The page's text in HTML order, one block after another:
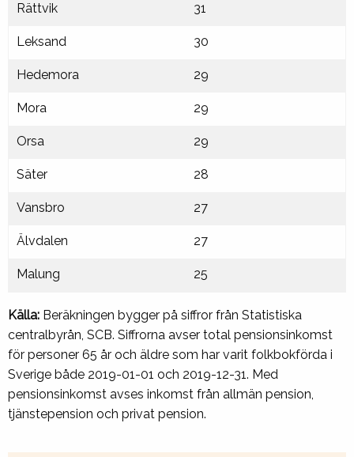
Rättvik 31
Leksand 30
Hedemora 29
Mora 29
Orsa 29
Säter 28
Vansbro 27
Älvdalen 27
Malung 25
Källa: Beräkningen bygger på siffror från Statistiska
centralbyrån, SCB. Siffrorna avser total pensionsinkomst
för personer 65 år och äldre som har varit folkbokförda i
Sverige både 2019-01-01 och 2019-12-31. Med
pensionsinkomst avses inkomst från allmän pension,
tjänstepension och privat pension.